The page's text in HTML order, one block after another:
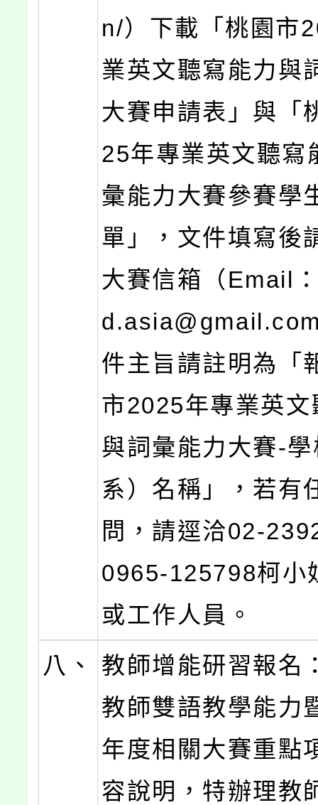
n/）下載「桃園市
業英文聽寫能力與
大賽申請表」與「
25年專業英文聽寫
彙能力大賽參賽學
單」，文件填寫後
大賽信箱（Email
件主旨請註明為「
市2025年專業英文
與詞彙能力大賽-
系）名稱」，若有
問，請逕洽02-
0965-125798柯小
或工作人員。
八、
教師增能研習報名
教師雙語教學能力
年度相關大賽重點
容說明，特辦理教